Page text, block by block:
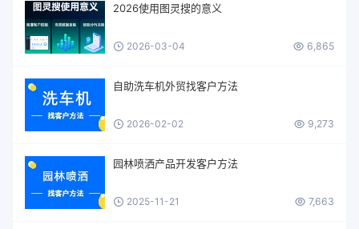
2026使用图灵搜的意义
2026-03-04 6,865
自助洗车机外贸找客户方法
2026-02-02 9,273
园林喷洒产品开发客户方法
2025-11-21 7,663